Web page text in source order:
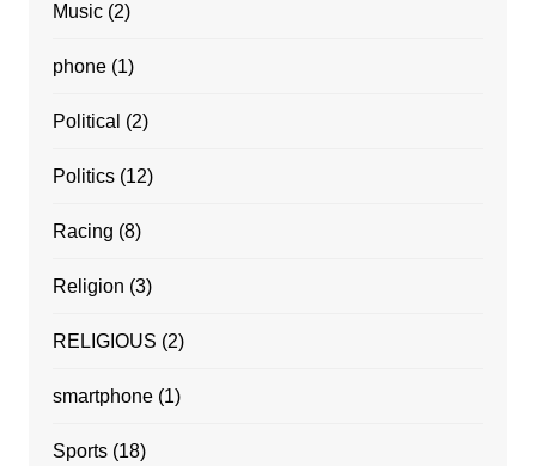
Music(2)
phone(1)
Political (2)
Politics(12)
Racing (8)
Religion (3)
RELIGIOUS (2)
smartphone(1)
Sports(18)